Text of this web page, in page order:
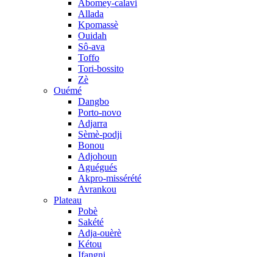
Abomey-calavi
Allada
Kpomassè
Ouidah
Sô-ava
Toffo
Tori-bossito
Zè
Ouémé
Dangbo
Porto-novo
Adjarra
Sèmè-podji
Bonou
Adjohoun
Aguégués
Akpro-missérété
Avrankou
Plateau
Pobè
Sakété
Adja-ouèrè
Kétou
Ifangni